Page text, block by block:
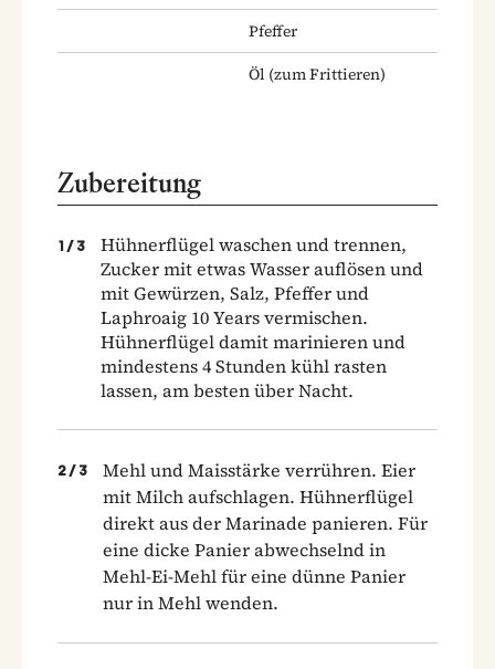
Pfeffer
Öl (zum Frittieren)
Zubereitung
1 / 3
Hühnerflügel waschen und trennen,
Zucker mit etwas Wasser auflösen und
mit Gewürzen, Salz, Pfeffer und
Laphroaig 10 Years vermischen.
Hühnerflügel damit marinieren und
mindestens 4 Stunden kühl rasten
lassen, am besten über Nacht.
2 / 3
Mehl und Maisstärke verrühren. Eier
mit Milch aufschlagen. Hühnerflügel
direkt aus der Marinade panieren. Für
eine dicke Panier abwechselnd in
Mehl-Ei-Mehl für eine dünne Panier
nur in Mehl wenden.